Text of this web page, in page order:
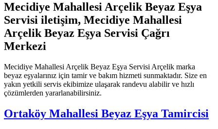
Mecidiye Mahallesi Arçelik Beyaz Eşya
Servisi iletişim, Mecidiye Mahallesi
Arçelik Beyaz Eşya Servisi Çağrı
Merkezi
Mecidiye Mahallesi Arçelik Beyaz Eşya Servisi Arçelik marka
beyaz eşyalarınız için tamir ve bakım hizmeti sunmaktadır. Size en
yakın yetkili servis ekibimize ulaşarak randevu alabilir ve hızlı
çözümlerden yararlanabilirsiniz.
Ortaköy Mahallesi Beyaz Eşya Tamircisi